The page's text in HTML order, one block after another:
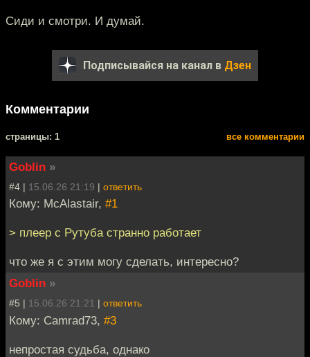
Сиди и смотри. И думай.
Подписывайся на канал в Дзен
Комментарии
cтраницы: 1 все комментарии
Goblin »
#4 | 15.06.26 21:19 | ответить
Кому: McAlastair, #1
> плеер с Рутуба странно работает
что же я с этим могу сделать, интересно?
Goblin »
#5 | 15.06.26 21:21 | ответить
Кому: Camrad73, #3
непростая судьба, однако